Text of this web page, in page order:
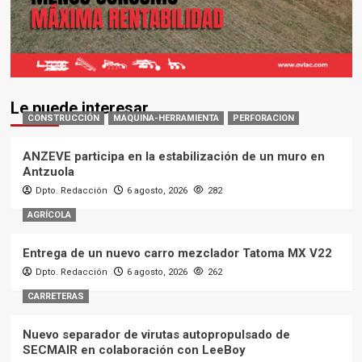
Le puede interesar
CONSTRUCCIÓN MAQUINA-HERRAMIENTA PERFORACION
ANZEVE participa en la estabilización de un muro en
Antzuola
Dpto. Redacción 6 agosto, 2026 282
AGRÍCOLA
Entrega de un nuevo carro mezclador Tatoma MX V22
Dpto. Redacción 6 agosto, 2026 262
CARRETERAS
Nuevo separador de virutas autopropulsado de
SECMAIR en colaboración con LeeBoy